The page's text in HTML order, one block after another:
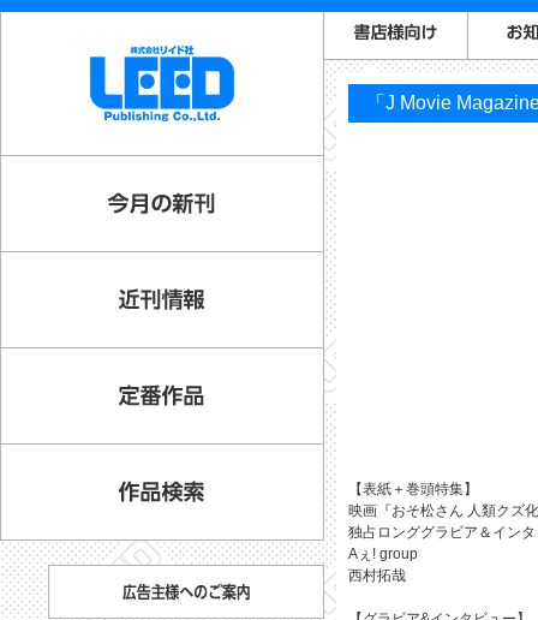
「J Movie
【表紙＋巻頭特集】
映画『おそ松さん 人類クズ
独占ロンググラビア＆イン
Aぇ! group
西村拓哉